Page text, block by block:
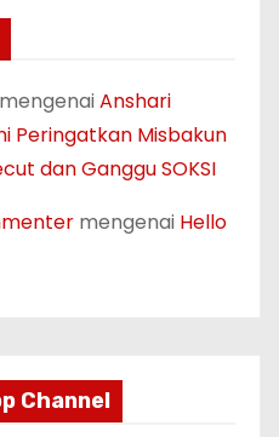
mengenaiAnshari
Peringatkan Misbakun
dan Ganggu SOKSI
mengenai Hello
Channel